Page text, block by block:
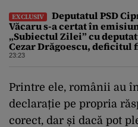
EXCLUSIV
Deputatul PSD
Văcaru s-a certat în
„Subiectul Zilei” cu
Cezar Drăgoescu, deficitul
motivul scandalului
23:23
Printre ele, românii au
declarație pe propria
corect, dar și dacă pot